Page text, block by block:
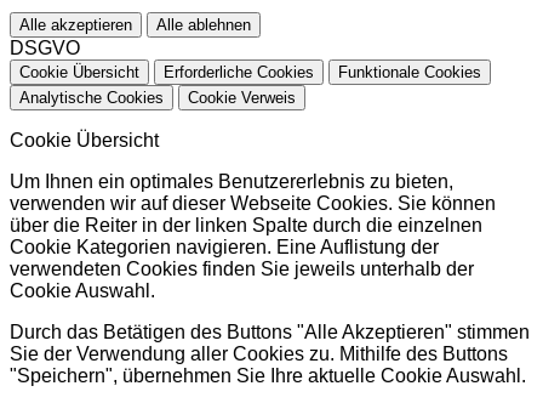
Alle akzeptieren Alle ablehnen
DSGVO
Cookie Übersicht Erforderliche Cookies
Funktionale Cookies
Analytische Cookies
Cookie Verweis
Cookie Übersicht
Um Ihnen ein optimales Benutzererlebnis zu bieten,
verwenden wir auf dieser Webseite Cookies. Sie können
über die Reiter in der linken Spalte durch die einzelnen
Cookie Kategorien navigieren. Eine Auflistung der
verwendeten Cookies finden Sie jeweils unterhalb der
Cookie Auswahl.
Durch das Betätigen des Buttons "Alle Akzeptieren" stimmen
Sie der Verwendung aller Cookies zu. Mithilfe des Buttons
"Speichern", übernehmen Sie Ihre aktuelle Cookie Auswahl.